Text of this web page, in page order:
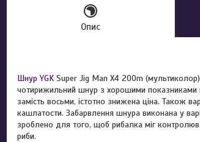
Опис
Шнур YGK Super Jig Man X4 200m
чотирижильний шнур з хорошими показниками
замість восьми, істотно знижена ціна. Також
кашлатости. Забарвлення шнура виконана у
зроблено для того, щоб рибалка міг
риби.